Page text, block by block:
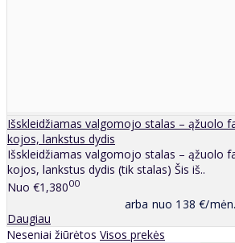
Išskleidžiamas valgomojo stalas – ąžuolo
kojos, lankstus dydis
Išskleidžiamas valgomojo stalas – ąžuolo
kojos, lankstus dydis (tik stalas) Šis iš..
Nuo €1,38000
arba nuo 138 €/mėn.
Daugiau
Neseniai žiūrėtos Visos prekės